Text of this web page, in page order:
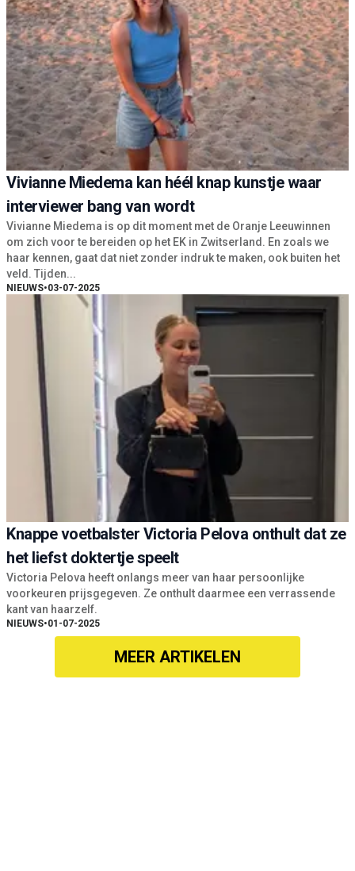
Vivianne Miedema kan héél knap kunstje waar
interviewer bang van wordt
Vivianne Miedema is op dit moment met de Oranje Leeuwinnen
om zich voor te bereiden op het EK in Zwitserland. En zoals we
haar kennen, gaat dat niet zonder indruk te maken, ook buiten het
veld. Tijden...
NIEUWS•03-07-2025
Knappe voetbalster Victoria Pelova onthult dat ze
het liefst doktertje speelt
Victoria Pelova heeft onlangs meer van haar persoonlijke
voorkeuren prijsgegeven. Ze onthult daarmee een verrassende
kant van haarzelf.
NIEUWS•01-07-2025
MEER ARTIKELEN